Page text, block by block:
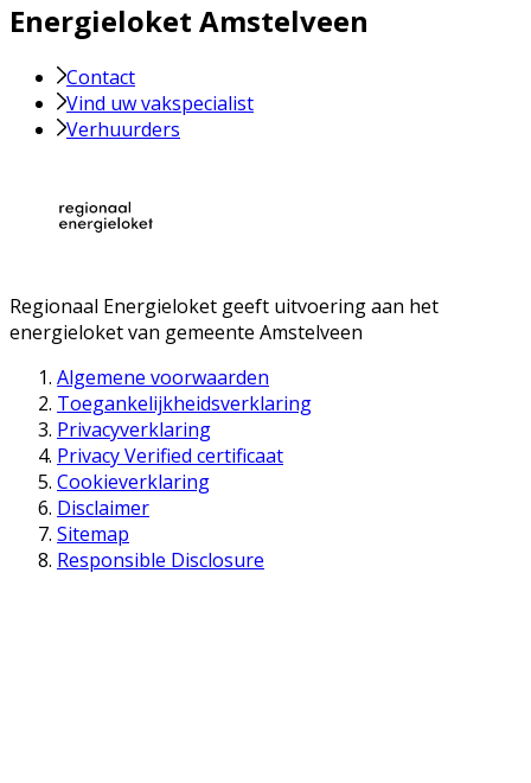
Energieloket Amstelveen
Contact
Vind uw vakspecialist
Verhuurders
Regionaal Energieloket geeft uitvoering aan het
energieloket van gemeente Amstelveen
Algemene voorwaarden
Toegankelijkheidsverklaring
Privacyverklaring
Privacy Verified certificaat
Cookieverklaring
Disclaimer
Sitemap
Responsible Disclosure